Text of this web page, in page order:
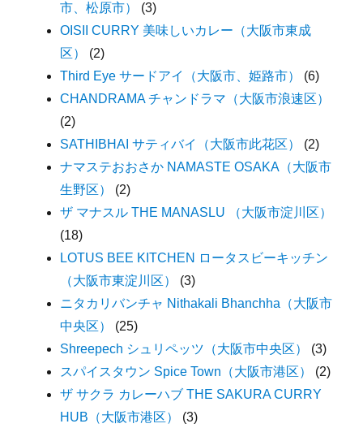
市、松原市）
(3)
OISII CURRY 美味しいカレー（大阪市東成
区）
(2)
Third Eye サードアイ（大阪市、姫路市）
(6)
CHANDRAMA チャンドラマ（大阪市浪速区）
(2)
SATHIBHAI サティバイ（大阪市此花区）
(2)
ナマステおおさか NAMASTE OSAKA（大阪市
生野区）
(2)
ザ マナスル THE MANASLU （大阪市淀川区）
(18)
LOTUS BEE KITCHEN ロータスビーキッチン
（大阪市東淀川区）
(3)
ニタカリバンチャ Nithakali Bhanchha（大阪市
中央区）
(25)
Shreepech シュリペッツ（大阪市中央区）
(3)
スパイスタウン Spice Town（大阪市港区）
(2)
ザ サクラ カレーハブ THE SAKURA CURRY
HUB（大阪市港区）
(3)